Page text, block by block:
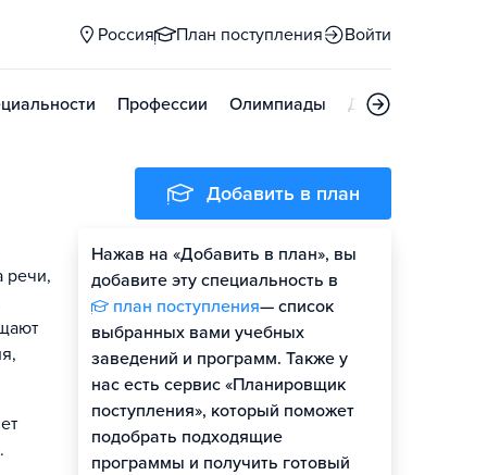
Россия План поступления Войти
Профессии Олимпиады Дни открытых
речи,
Добавить в план
Нажав на «Добавить в план», вы
добавите эту специальность в
план поступления— список
выбранных вами учебных
заведений и программ. Также у
нас есть сервис «Планировщик
поступления», который поможет
подобрать подходящие
программы и получить готовый